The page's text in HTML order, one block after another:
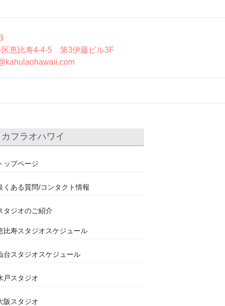
区恵比寿4-4-5 第3伊藤ビル3F
カフラオハワイ
ップページ
くある質問/コンタクト情報
タジオのご紹介
比寿スタジオスケジュール
台スタジオスケジュール
戸スタジオ
阪スタジオ